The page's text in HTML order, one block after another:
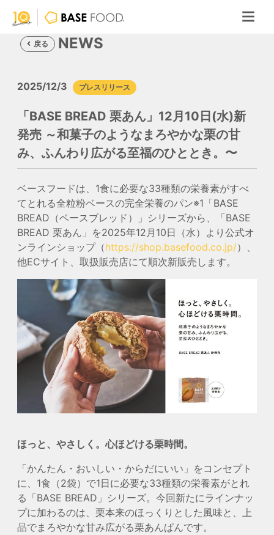
戻る NEWS
2025/12/3 プレスリリース
「BASE BREAD 栗あん」12月10日(水)新
発売 ～和菓子のようなまろやかな栗の甘
み、ふんわり広がる至福のひととき。〜
ベースフードは、1食に必要な33種類の栄養素がすべ
てとれる全粒粉ベースの完全栄養のパン※1 「BASE
BREAD（ベースブレッド）」シリーズから、「BASE
BREAD 栗あん」を2025年12月10日（水）より公式オ
ンラインショップ（https://shop.basefood.co.jp/）、
他ECサイト、取扱販売店にて順次新販売します。
ほっと、やさしく。心ほどける栗時間。
「かんたん・おいしい・からだにいい」をコンセプト
に、1食（2袋）で1日に必要な33種類の栄養素がとれ
る「BASE BREAD」シリーズ。今回新たにラインナッ
プに加わるのは、栗本来のほっくりとした風味と、上
品でまろやかな甘み広がる栗あんぱんです。